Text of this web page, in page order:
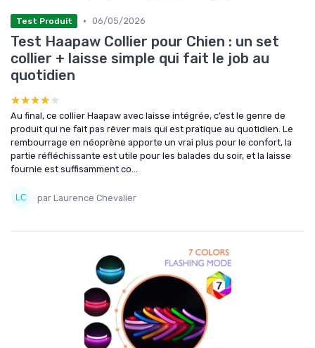
Test Produit • 06/05/2026
Test Haapaw Collier pour Chien : un set
collier + laisse simple qui fait le job au
quotidien
★★★★★
★★★★★
Au final, ce collier Haapaw avec laisse intégrée, c’est le genre de
produit qui ne fait pas rêver mais qui est pratique au quotidien. Le
rembourrage en néoprène apporte un vrai plus pour le confort, la
partie réfléchissante est utile pour les balades du soir, et la laisse
fournie est suffisamment co...
par Laurence Chevalier